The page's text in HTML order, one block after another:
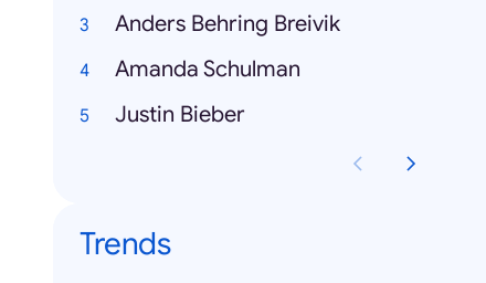
Anders Behring Breivik
Amanda Schulman
Justin Bieber
Trends